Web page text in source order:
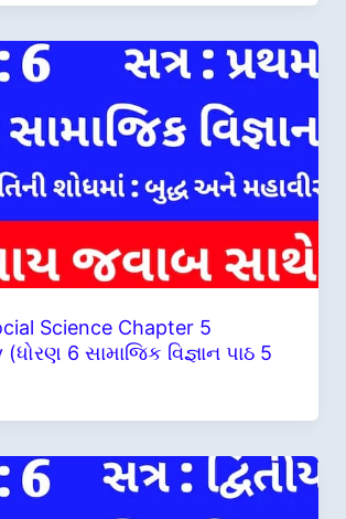
Science Chapter 5
6 સામાજિક વિજ્ઞાન પાઠ 5